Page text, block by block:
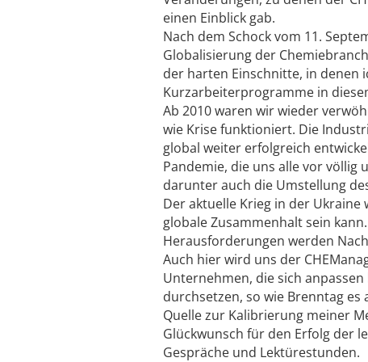
einen Einblick gab.
Nach dem Schock vom 11.
Globalisierung der
der harten Einschnitte, in denen
Kurzarbeiterprogramme in
Ab 2010 waren wir wieder
wie Krise funktioniert. Die
global weiter erfolgreich
Pandemie, die uns alle vor
darunter auch die Umstellung
Der aktuelle Krieg in der
globale Zusammenhalt sein
Herausforderungen werden
Auch hier wird uns der
Unternehmen, die sich
durchsetzen, so wie Brenntag
Quelle zur Kalibrierung meiner
Glückwunsch für den Erfolg der
Gespräche und Lektürestunden.